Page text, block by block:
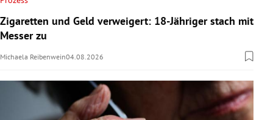
Zigaretten und Geld verweigert: 18-Jähriger stach mit
Messer zu
Michaela Reibenwein04.08.2026